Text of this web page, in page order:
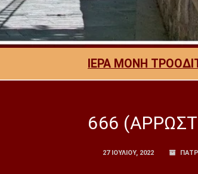
ΙΕΡΑ ΜΟΝΗ
666
27 ΙΟΥΛΊΟΥ, 2022